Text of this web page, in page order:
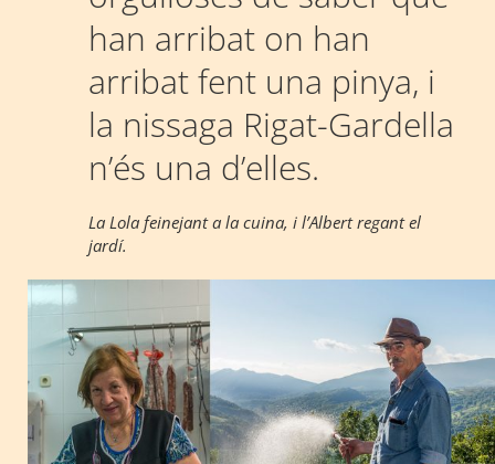
han arribat on han
arribat fent una pinya, i
la nissaga Rigat-Gardella
n’és una d’elles.
La Lola feinejant a la cuina, i l’Albert regant el
jardí.